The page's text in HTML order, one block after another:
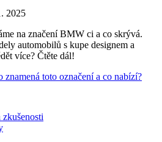
2025
na značení BMW ci a co skrývá.
automobilů s kupe designem a
více? Čtěte dál!
toto označení a co nabízí?